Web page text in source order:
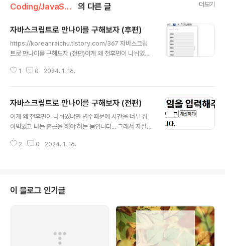
Coding/JavaScript 의 다른 글 더보기
자바스크립트로 만나이를 구해보자 (후편)
https://koreanraichu.tistory.com/367 자바스크립
트로 만나이를 구해보자 (전편)이게 왜 전후편이 나뉘었냐
하는 몸입니다... 그래서 자잘한 것들... 뭐 CSS 마진 패딩
몇가지 추가할 게 있는데 출근해야 해서 못했다고 한 게 있
었다. 네가지 있었는데 오늘은 그걸 다 구현해볼거다. 근데
생각보다 자잘한 기능이라 금방 끝남둥.날짜 시작이랑 끝
는 인풋태그를 건드리면 된다. input type=date 속성 중
1 0 2024. 1. 16.
자바스크립트로 만나이를 구해보자 (전편)
이게 왜 전후편이 나뉘었냐면 변수때문에 시간을 너무 잡
아먹었고 나는 출근을 해야 하는 몸입니다... 그래서 자잘한
점 정하는 뭐 그런거 있죠? 그런게 아직 안됐음... 그래서 깃
birthday = document.querySelector('input[type
="date"]'); const calButton = document.querySel
ector('button'); const yourAge = document.crea
2 0 2024. 1. 16.
이 블로그 인기글